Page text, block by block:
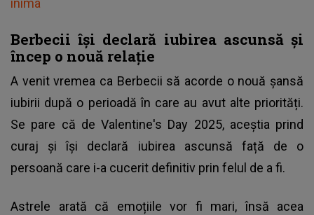
inima
Berbecii își declară iubirea ascunsă și
încep o nouă relație
A venit vremea ca Berbecii să acorde o nouă șansă
iubirii după o perioadă în care au avut alte priorități.
Se pare că de Valentine's Day 2025, aceștia prind
curaj și își declară iubirea ascunsă față de o
persoană care i-a cucerit definitiv prin felul de a fi.
Astrele arată că emoțiile vor fi mari, însă acea